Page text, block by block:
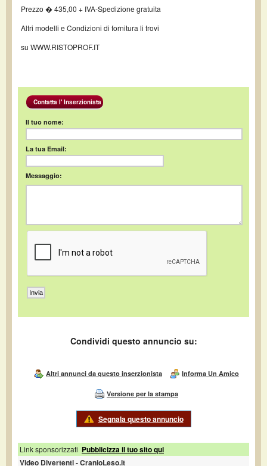
Prezzo � 435,00 + IVA-Spedizione gratuita
Altri modelli e Condizioni di fornitura li trovi
su WWW.RISTOPROF.IT
Contatta l' Inserzionista
Il tuo nome:
La tua Email:
Messaggio:
Condividi questo annuncio su:
Altri annunci da questo inserzionista Informa Un Amico
Versione per la stampa
Segnala questo annuncio
Link sponsorizzati Pubblicizza il tuo sito qui
Video Divertenti - CranioLeso.it